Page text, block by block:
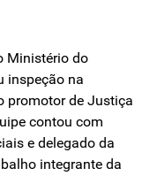
Ministério do
inspeção na
promotor de Justiça
contou com
e delegado da
integrante da